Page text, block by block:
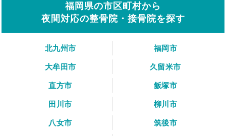
福岡県の市区町村から
夜間対応の整骨院・接骨院を探す
北九州市
福岡市
大牟田市
久留米市
直方市
飯塚市
田川市
柳川市
八女市
筑後市